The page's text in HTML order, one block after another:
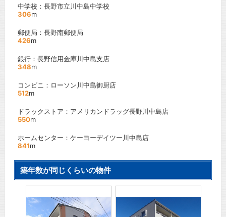
中学校：長野市立川中島中学校
306m
郵便局：長野南郵便局
426m
銀行：長野信用金庫川中島支店
348m
コンビニ：ローソン川中島御厨店
512m
ドラックストア：アメリカンドラッグ長野川中島店
550m
ホームセンター：ケーヨーデイツー川中島店
841m
築年数が同じくらいの物件